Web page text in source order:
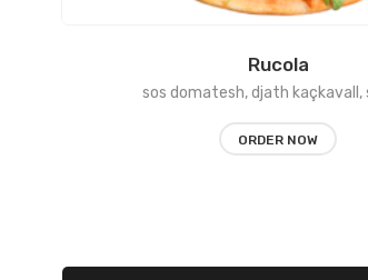
Rucola
sos domatesh, djath kaçkavall,
ORDER NOW